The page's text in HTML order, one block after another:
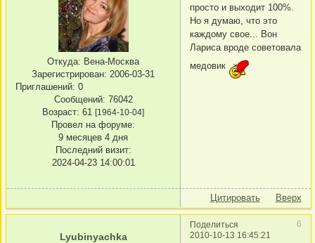
Откуда: Вена-Москва
Зарегистрирован: 2006-03-31
Приглашений: 0
Сообщений: 76042
Возраст: 61 [1964-10-04]
Провел на форуме:
9 месяцев 4 дня
Последний визит:
2024-04-23 14:00:01
просто и выходит 100%.
Но я думаю, что это
каждому свое... Вон
Лариса вроде советовала
медовик
Цитировать Вверх
Поделиться
6
2010-10-13 16:45:21
Lyubinyachka